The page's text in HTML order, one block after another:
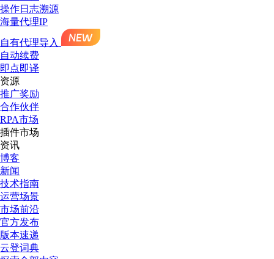
操作日志溯源
海量代理IP
自有代理导入
自动续费
即点即译
资源
推广奖励
合作伙伴
RPA市场
插件市场
资讯
博客
新闻
技术指南
运营场景
市场前沿
官方发布
版本速递
云登词典